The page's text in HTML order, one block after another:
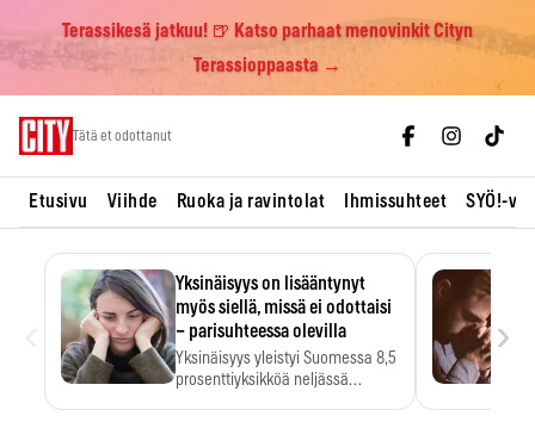
Terassikesä jatkuu! 🍺 Katso parhaat menovinkit Cityn
Terassioppaasta →
Tätä et odottanut
Etusivu Viihde Ruoka ja ravintolat Ihmissuhteet SYÖ!-
Yksinäisyys on lisääntynyt
myös siellä, missä ei odottaisi
– parisuhteessa olevilla
Yksinäisyys yleistyi Suomessa 8,5
prosenttiyksikköä neljässä
›